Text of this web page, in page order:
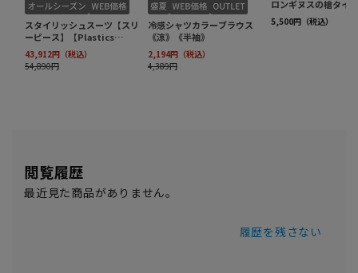
閲覧履歴
最近見た商品がありません。
履歴を残さない